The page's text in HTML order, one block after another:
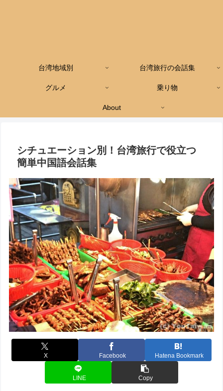
台湾地域別 台湾旅行の会話集
グルメ 乗り物
About
シチュエーション別！台湾旅行で役立つ
簡単中国語会話集
X Facebook Hatena Bookmark
LINE Copy